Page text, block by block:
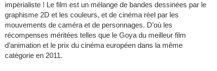
impérialiste ! Le film est un mélange de bandes dessinées par le
graphisme 2D et les couleurs, et de cinéma réel par les
mouvements de caméra et de personnages. D’où les
récompenses méritées telles que le Goya du meilleur film
d’animation et le prix du cinéma européen dans la même
catégorie en 2011.